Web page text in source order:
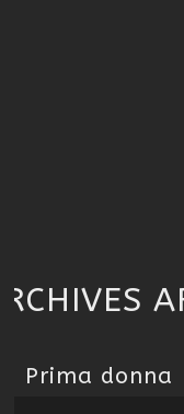
ARCHIVES
Prima donna